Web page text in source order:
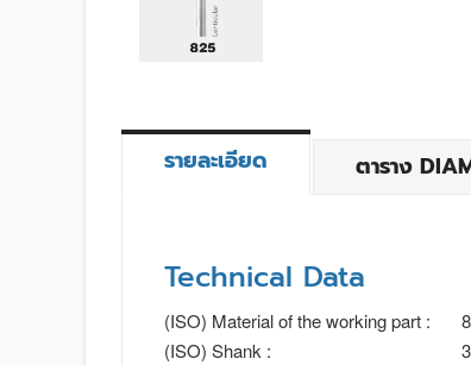
รายละเอียด ตาราง
Technical Data
(ISO) Material of the working part :
(ISO) Shank :